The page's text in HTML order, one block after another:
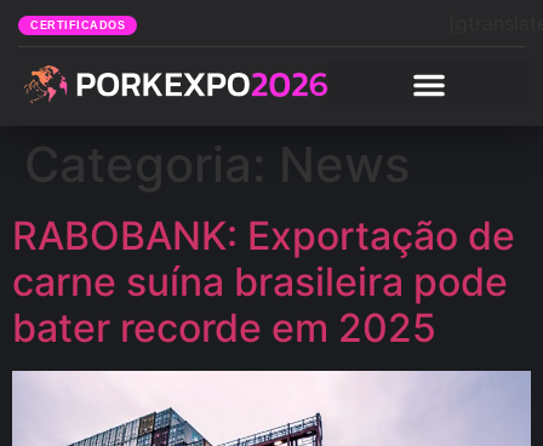
CERTIFICADOS
Categoria: News
RABOBANK: Exportação de
carne suína brasileira pode
bater recorde em 2025